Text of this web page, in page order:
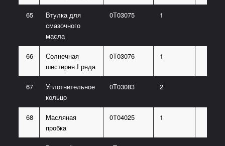
65
Втулка для
смазочного
масла
0Т03075 1
66
Солнечная
шестерня I ряда
0Т03076 1
67
Уплотнительное
кольцо
0Т03083 2
68
Масляная
пробка
0Т04025 1